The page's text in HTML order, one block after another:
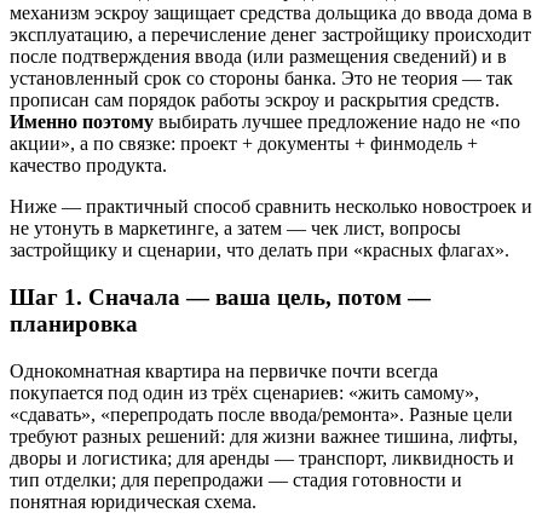
механизм эскроу защищает средства дольщика до ввода дома в
эксплуатацию, а перечисление денег застройщику происходит
после подтверждения ввода (или размещения сведений) и в
установленный срок со стороны банка. Это не теория — так
прописан сам порядок работы эскроу и раскрытия средств.
Именно поэтому выбирать лучшее предложение надо не «по
акции», а по связке: проект + документы + финмодель +
качество продукта.
Ниже — практичный способ сравнить несколько новостроек и
не утонуть в маркетинге, а затем — чек лист, вопросы
застройщику и сценарии, что делать при «красных флагах».
Шаг 1. Сначала — ваша цель, потом —
планировка
Однокомнатная квартира на первичке почти всегда
покупается под один из трёх сценариев: «жить самому»,
«сдавать», «перепродать после ввода/ремонта». Разные цели
требуют разных решений: для жизни важнее тишина, лифты,
дворы и логистика; для аренды — транспорт, ликвидность и
тип отделки; для перепродажи — стадия готовности и
понятная юридическая схема.